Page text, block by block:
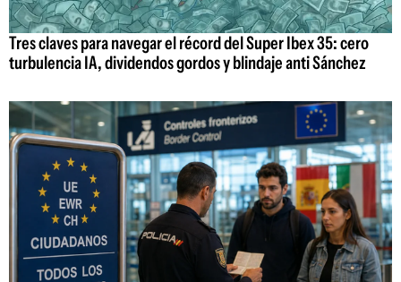
Tres claves para navegar el récord del Super Ibex 35: cero
turbulencia IA, dividendos gordos y blindaje anti Sánchez